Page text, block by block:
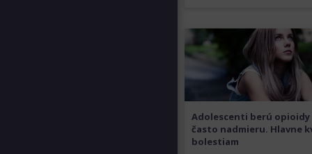
Adolescenti berú opioidy
často nadmieru. Hlavne
bolestiam